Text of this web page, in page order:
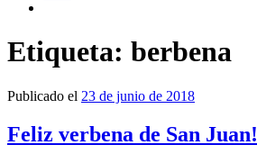
Etiqueta: berbena
Publicado el 23 de junio de 2018
Feliz verbena de San Juan!